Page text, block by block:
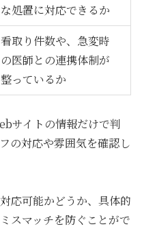
な処置に対応できるか
看取り件数や、急変時
の医師との連携体制が
整っているか
サイトの情報だけで判
の対応や雰囲気を確認し
応可能かどうか、具体的
スマッチを防ぐことがで